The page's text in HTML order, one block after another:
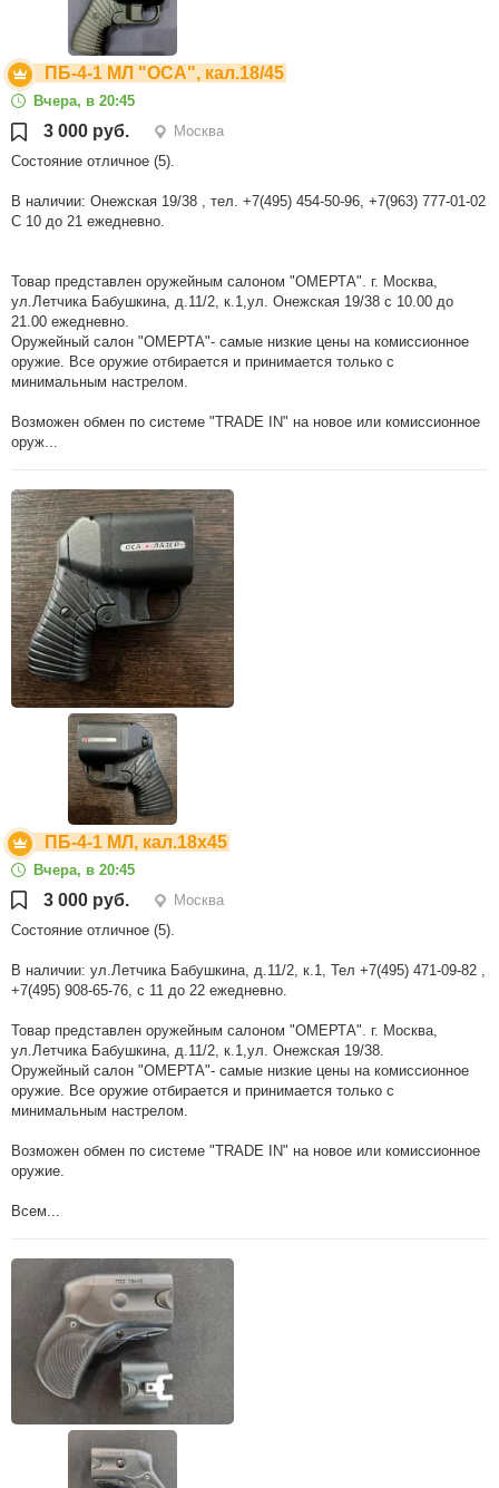
ПБ-4-1 МЛ "ОСА", кал.18/45
Вчера, в 20:45
3 000 руб.
Москва
Состояние отличное (5).
В наличии: Онежская 19/38 , тел. +7(495) 454-50-96, +7(963) 777-01-02
С 10 до 21 ежедневно.
Товар представлен оружейным салоном "ОМЕРТА". г. Москва,
ул.Летчика Бабушкина, д.11/2, к.1,ул. Онежская 19/38 с 10.00 до
21.00 ежедневно.
Оружейный салон "ОМЕРТА"- самые низкие цены на комиссионное
оружие. Все оружие отбирается и принимается только с
минимальным настрелом.
Возможен обмен по системе "TRADE IN" на новое или комиссионное
оруж...
ПБ-4-1 МЛ, кал.18х45
Вчера, в 20:45
3 000 руб.
Москва
Состояние отличное (5).
В наличии: ул.Летчика Бабушкина, д.11/2, к.1, Тел +7(495) 471-09-82 ,
+7(495) 908-65-76, с 11 до 22 ежедневно.
Товар представлен оружейным салоном "ОМЕРТА". г. Москва,
ул.Летчика Бабушкина, д.11/2, к.1,ул. Онежская 19/38.
Оружейный салон "ОМЕРТА"- самые низкие цены на комиссионное
оружие. Все оружие отбирается и принимается только с
минимальным настрелом.
Возможен обмен по системе "TRADE IN" на новое или комиссионное
оружие.
Всем...